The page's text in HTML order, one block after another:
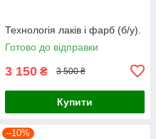
Технологія лаків і фарб (б/у).
Готово до відправки
3 150 ₴ 3 500 ₴
Купити
–10%